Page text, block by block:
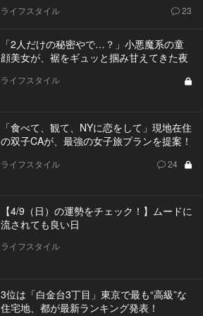
ライフスタイル 23
「2人だけの秘密やで…？」小悪魔系の童
顔美女が、裾をギュッと掴み甘えてきた夜
ライフスタイル
「食べて、観て、NYに恋をして」現地在住
の双子CAが、最強の女子旅プランを提案！
ライフスタイル 24
【4/9（日）の運勢をチェック！】ムードに
流されても良い日
ライフスタイル
3位は「白金台3丁目」東京で最も“高級”な
住宅地、都が最新ランキング発表！